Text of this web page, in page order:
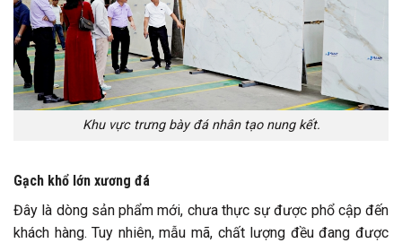
Khu vực trưng bày đá nhân tạo nung kết.
Gạch khổ lớn xương đá
Đây là dòng sản phẩm mới, chưa thực sự được phổ cập đến
khách hàng. Tuy nhiên, mẫu mã, chất lượng đều đang được